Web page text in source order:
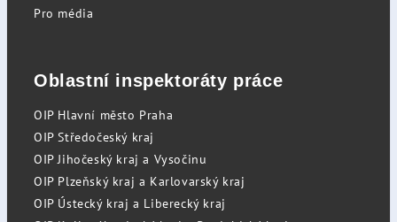
Pro média
Oblastní inspektoráty práce
OIP Hlavní město Praha
OIP Středočeský kraj
OIP Jihočeský kraj a Vysočinu
OIP Plzeňský kraj a Karlovarský kraj
OIP Ústecký kraj a Liberecký kraj